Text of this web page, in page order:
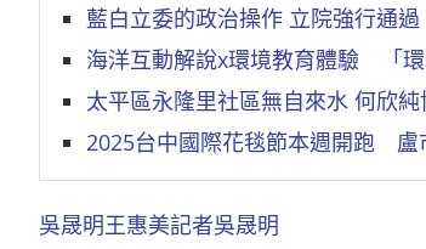
藍白立委的政治操作 立院強行通
海洋互動解說x環境教育體驗 「環
太平區永隆里社區無自來水 何欣
2025台中國際花毯節本週開跑 盧
吳晟明王惠美記者吳晟明